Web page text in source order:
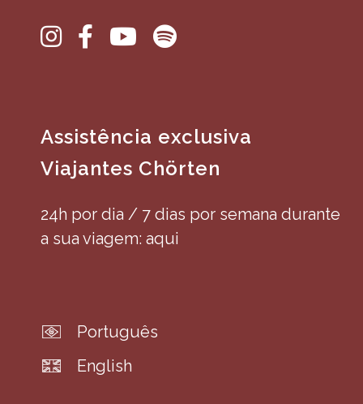
Assistência exclusiva
Viajantes Chörten
24h por dia / 7 dias por semana durante
a sua viagem: aqui
Português
English